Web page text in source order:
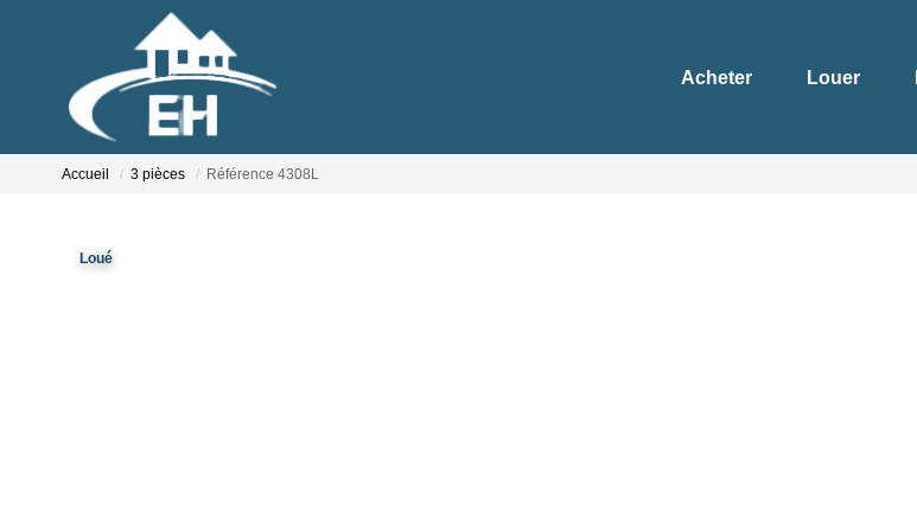
Acheter Louer
Accueil 3 pièces Référence 4308L
Loué